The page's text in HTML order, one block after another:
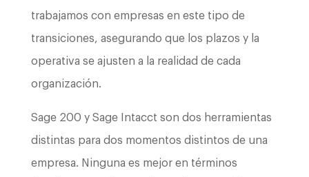
trabajamos con empresas en este tipo de
transiciones, asegurando que los plazos y la
operativa se ajusten a la realidad de cada
organización.
Sage 200 y Sage Intacct son dos herramientas
distintas para dos momentos distintos de una
empresa. Ninguna es mejor en términos